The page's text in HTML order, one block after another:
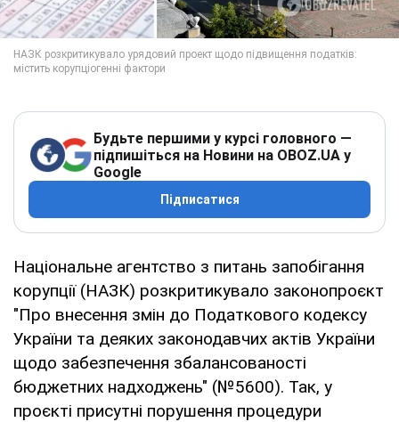
Будьте першими у курсі головного —
підпишіться на Новини на OBOZ.UA у
Google
Підписатися
Національне агентство з питань запобігання
корупції (НАЗК) розкритикувало законопроєкт
"Про внесення змін до Податкового кодексу
України та деяких законодавчих актів України
щодо забезпечення збалансованості
бюджетних надходжень" (№5600). Так, у
проєкті присутні порушення процедури